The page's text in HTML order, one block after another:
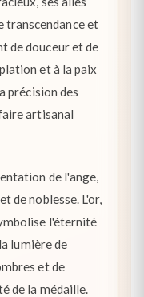
transcendance et
de douceur et de
et à la paix
précision des
artisanal
de l'ange,
de noblesse. L'or,
l'éternité
lumière de
et de
de la médaille.